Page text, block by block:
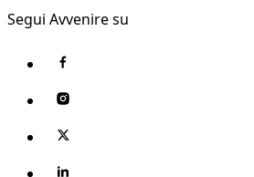
Segui Avvenire su